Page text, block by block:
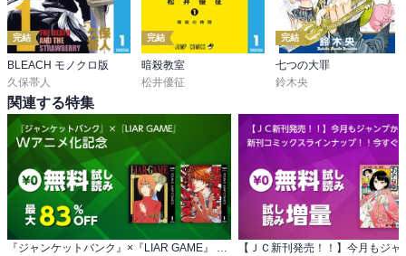
完結
BLEACH モノクロ版
久保帯人
完結
暗殺教室
松井優征
完結
七つの大罪
鈴木央
関連する特集
『ジャンケットバンク』×『LIAR GAME』 Wアニメ化記念